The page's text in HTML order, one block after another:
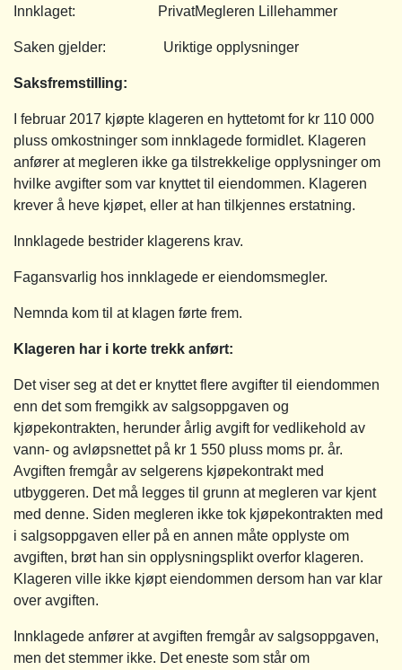
Innklaget: PrivatMegleren Lillehammer
Saken gjelder: Uriktige opplysninger
Saksfremstilling:
I februar 2017 kjøpte klageren en hyttetomt for kr 110 000
pluss omkostninger som innklagede formidlet. Klageren
anfører at megleren ikke ga tilstrekkelige opplysninger om
hvilke avgifter som var knyttet til eiendommen. Klageren
krever å heve kjøpet, eller at han tilkjennes erstatning.
Innklagede bestrider klagerens krav.
Fagansvarlig hos innklagede er eiendomsmegler.
Nemnda kom til at klagen førte frem.
Klageren har i korte trekk anført:
Det viser seg at det er knyttet flere avgifter til eiendommen
enn det som fremgikk av salgsoppgaven og
kjøpekontrakten, herunder årlig avgift for vedlikehold av
vann- og avløpsnettet på kr 1 550 pluss moms pr. år.
Avgiften fremgår av selgerens kjøpekontrakt med
utbyggeren. Det må legges til grunn at megleren var kjent
med denne. Siden megleren ikke tok kjøpekontrakten med
i salgsoppgaven eller på en annen måte opplyste om
avgiften, brøt han sin opplysningsplikt overfor klageren.
Klageren ville ikke kjøpt eiendommen dersom han var klar
over avgiften.
Innklagede anfører at avgiften fremgår av salgsoppgaven,
men det stemmer ikke. Det eneste som står om